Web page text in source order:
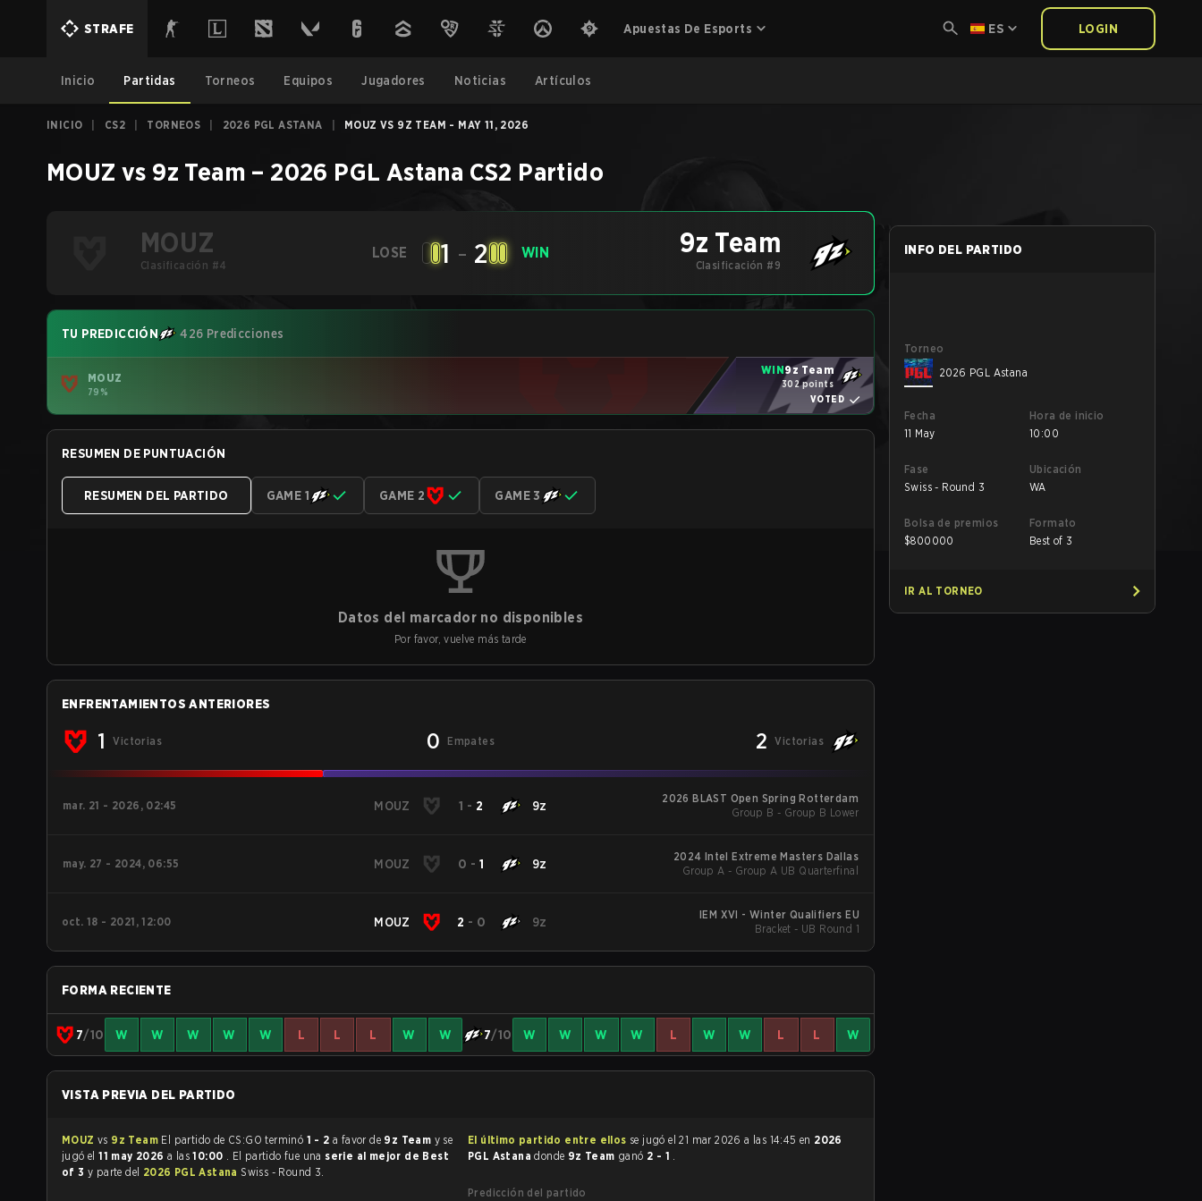
STRAFE Apuestas De Esports ES LOGIN
Inicio Partidas Torneos Equipos Jugadores Noticias Artículos
INICIO CS2 TORNEOS 2026 PGL ASTANA MOUZ VS 9Z TEAM - MAY 11, 2026
MOUZ vs 9z Team – 2026 PGL Astana CS2 Partido
MOUZ
Clasificación #4
LOSE 1 - 2 WIN 9z Team
Clasificación #9
TU PREDICCIÓN 426 Predicciones
MOUZ
79%
WIN9z Team
302 points
VOTED
RESUMEN DE PUNTUACIÓN
RESUMEN DEL PARTIDO GAME 1 GAME 2 GAME 3
Datos del marcador no disponibles
Por favor, vuelve más tarde
ENFRENTAMIENTOS ANTERIORES
1 Victorias 0 Empates 2 Victorias
mar. 21 - 2026, 02:45 MOUZ 1 - 2 9z
2026 BLAST Open Spring Rotterdam
Group B - Group B Lower
may. 27 - 2024, 06:55 MOUZ 0 - 1 9z
2024 Intel Extreme Masters Dallas
Group A - Group A UB Quarterfinal
oct. 18 - 2021, 12:00 MOUZ 2 - 0 9z
IEM XVI - Winter Qualifiers EU
Bracket - UB Round 1
FORMA RECIENTE
7/10 W W W W W L L L W W 7/10 W W W W L W W L L W
VISTA PREVIA DEL PARTIDO
MOUZ vs 9z Team El partido de CS:GO terminó 1 - 2 a favor de 9z Team y se
jugó el11 may 2026 a las10:00 . El partido fue una serie al mejor de Best
of 3 y parte del 2026 PGL Astana Swiss - Round 3.
El último partido entre ellos se jugó el 21 mar 2026 a las 14:45 en 2026
PGL Astanadonde 9z Team ganó 2 - 1 .
Predicción del partido
INFO DEL PARTIDO
Torneo
2026 PGL Astana
Fecha
11 May
Hora de inicio
10:00
Fase
Swiss - Round 3
Ubicación
WA
Bolsa de premios
$800000
Formato
Best of 3
IR AL TORNEO